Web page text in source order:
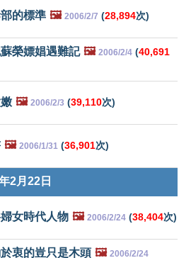
的標準 🖼️ 2006/2/7 (28,894次)
榮嫖娼遇難記 🖼️ 2006/2/4 (40,691
🖼️ 2006/2/3 (39,110次)
🖼️ 2006/1/31 (36,901次)
2月22日
女時代人物 🖼️ 2006/2/24 (38,404次)
衷的豈只是木頭 🖼️ 2006/2/24